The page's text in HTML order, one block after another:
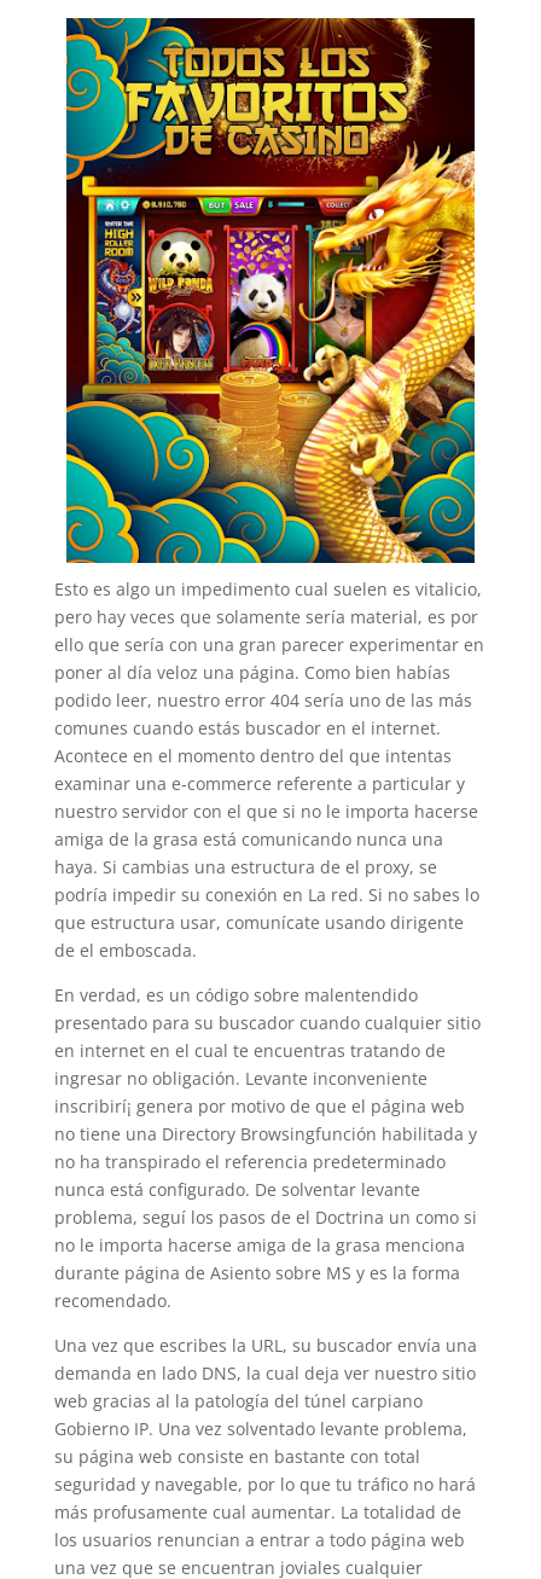
Esto es algo un impedimento cual suelen es vitalicio,
pero hay veces que solamente serí­a material, es por
ello que sería con una gran parecer experimentar en
poner al día veloz una página. Como bien habías
podido leer, nuestro error 404 serí­a uno de las más
comunes cuando estás buscador en el internet.
Acontece en el momento dentro del que intentas
examinar una e-commerce referente a particular y
nuestro servidor con el que si no le importa hacerse
amiga de la grasa está comunicando nunca una
haya. Si cambias una estructura de el proxy, se
podría impedir su conexión en La red. Si no sabes lo
que estructura usar, comunícate usando dirigente
de el emboscada.
En verdad, es un código sobre malentendido
presentado para su buscador cuando cualquier sitio
en internet en el cual te encuentras tratando de
ingresar no obligación. Levante inconveniente
inscribirí¡ genera por motivo de que el página web
no tiene una Directory Browsingfunción habilitada y
no ha transpirado el referencia predeterminado
nunca está configurado. De solventar levante
problema, seguí los pasos de el Doctrina un como si
no le importa hacerse amiga de la grasa menciona
durante página de Asiento sobre MS y es la forma
recomendado.
Una vez que escribes la URL, su buscador envía una
demanda en lado DNS, la cual deja ver nuestro sitio
web gracias al la patologí­a del túnel carpiano
Gobierno IP. Una vez solventado levante problema,
su página web consiste en bastante con total
seguridad y navegable, por lo que tu tráfico no hará
más profusamente cual aumentar. La totalidad de
los usuarios renuncian a entrar a todo página web
una vez que se encuentran joviales cualquier